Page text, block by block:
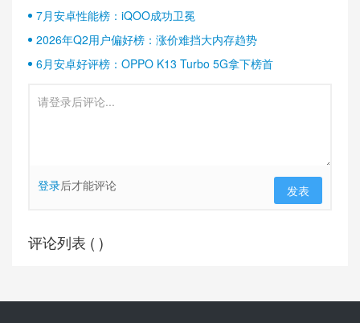
7月安卓性能榜：iQOO成功卫冕
2026年Q2用户偏好榜：涨价难挡大内存趋势
6月安卓好评榜：OPPO K13 Turbo 5G拿下榜首
登录后才能评论 发表
评论列表 ( )